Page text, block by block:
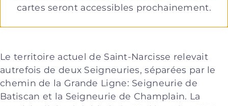
Le territoire actuel de Saint-Narcisse relevait
autrefois de deux Seigneuries, séparées par le
chemin de la Grande Ligne: Seigneurie de
Batiscan et la Seigneurie de Champlain. La
cartes seront accessibles prochainement.